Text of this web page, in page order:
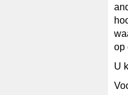
op
U